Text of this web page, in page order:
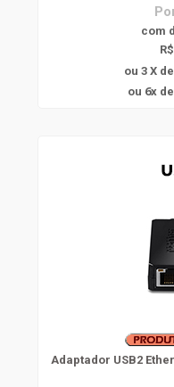
com
ou 3 X
ou 6x de
Adaptador USB2